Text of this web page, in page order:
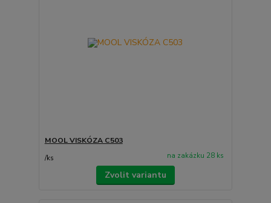
MOOL VISKÓZA C503
/ks na zakázku 28 ks
Zvolit variantu